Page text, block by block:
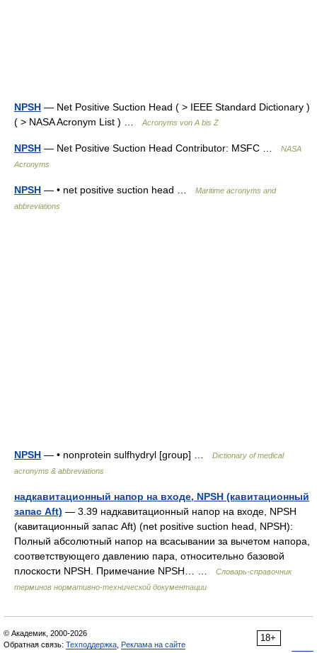
NPSH — Net Positive Suction Head ( > IEEE Standard Dictionary )
( > NASA Acronym List ) …
Acronyms von A bis Z
NPSH — Net Positive Suction Head Contributor: MSFC …
NASA
Acronyms
NPSH — • net positive suction head …
Maritime acronyms and
abbreviations
NPSH — • nonprotein sulfhydryl [group] …
Dictionary of medical
acronyms & abbreviations
надкавитационный напор на входе, NPSH (кавитационный
запас Aft) — 3.39 надкавитационный напор на входе, NPSH
(кавитационный запас Aft) (net positive suction head, NPSH):
Полный абсолютный напор на всасывании за вычетом напора,
соответствующего давлению пара, относительно базовой
плоскости NPSH. Примечание NPSH… …
Словарь-справочник
терминов нормативно-технической документации
18+
© Академик, 2000-2026
Обратная связь: Техподдержка Реклама на сайте